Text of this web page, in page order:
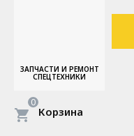
ЗАПЧАСТИ И РЕМОНТ
СПЕЦТЕХНИКИ
Корзина
0